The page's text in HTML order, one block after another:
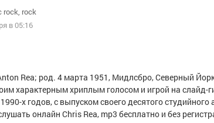
rock rock
в 05:16
Rea; род. 4 марта 1951, Мидлсбро, Северный
характерным хриплым голосом и игрой на слайд-
х годов, с выпуском своего десятого
онлайн Chris Rea, mp3 бесплатно и без